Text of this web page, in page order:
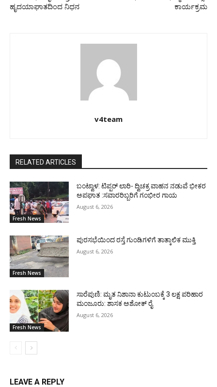
ಹೃದಯಾಘಾತದಿಂದ ನಿಧನ
ಕಾರ್ಯಕ್ರಮ
v4team
RELATED ARTICLES
Fresh News
ಬಂಟ್ವಾಳ: ಟಿಪ್ಪರ್ ಲಾರಿ- ದ್ವಿಚಕ್ರ ವಾಹನ ನಡುವೆ ಭೀಕರ
ಅಪಘಾತ :ಸವಾರರಿಬ್ಬರಿಗೆ ಗಂಭೀರ ಗಾಯ
August 6, 2026
Fresh News
ಪುರಸಭೆಯಿಂದ ರಸ್ತೆ ಗುಂಡಿಗಳಿಗೆ ತಾತ್ಕಾಲಿಕ ಮುಕ್ತಿ
August 6, 2026
Fresh News
ಸಾರೆಪುಣಿ: ಮೃತ ನಿಶಾನಾ ಕುಟುಂಬಕ್ಕೆ 3 ಲಕ್ಷ ಪರಿಹಾರ
ಮಂಜೂರು: ಶಾಸಕ ಅಶೋಕ್ ರೈ
August 6, 2026
LEAVE A REPLY